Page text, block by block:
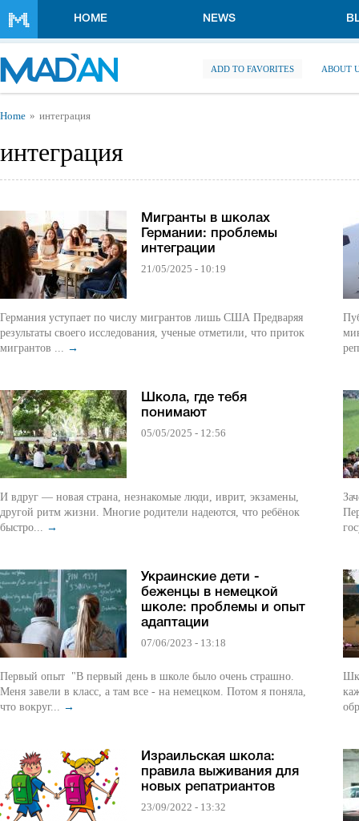
HOME NEWS
ADD TO FAVORITES ABOUT
You are here
Home интеграция
интеграция
Мигранты в школах
Германии: проблемы
интеграции
21/05/2025 - 10:19
Германия уступает по числу мигрантов лишь США Предваряя
результаты своего исследования, ученые отметили, что приток
мигрантов ... →
Школа, где тебя
понимают
05/05/2025 - 12:56
И вдруг — новая страна, незнакомые люди, иврит, экзамены,
другой ритм жизни. Многие родители надеются, что ребёнок
быстро... →
Украинские дети -
беженцы в немецкой
школе: проблемы и опыт
адаптации
07/06/2023 - 13:18
Первый опыт "В первый день в школе было очень страшно.
Меня завели в класс, а там все - на немецком. Потом я поняла,
что вокруг... →
Израильская школа:
правила выживания для
новых репатриантов
23/09/2022 - 13:32